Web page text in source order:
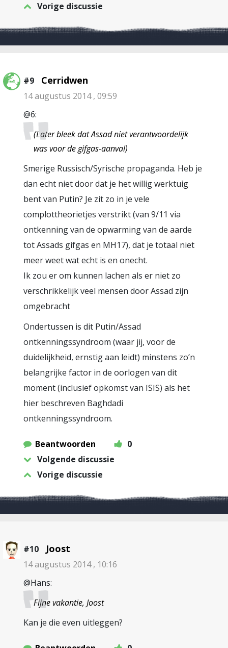
Vorige discussie
#9 Cerridwen
14 augustus 2014 , 09:59
@6:
(Later bleek dat Assad niet verantwoordelijk
was voor de gifgas-aanval)
Smerige Russisch/Syrische propaganda. Heb je
dan echt niet door dat je het willig werktuig
bent van Putin? Je zit zo in je vele
complottheorietjes verstrikt (van 9/11 via
ontkenning van de opwarming van de aarde
tot Assads gifgas en MH17), dat je totaal niet
meer weet wat echt is en onecht.
Ik zou er om kunnen lachen als er niet zo
verschrikkelijk veel mensen door Assad zijn
omgebracht
Ondertussen is dit Putin/Assad
ontkenningssyndroom (waar jij, voor de
duidelijkheid, ernstig aan leidt) minstens zo’n
belangrijke factor in de oorlogen van dit
moment (inclusief opkomst van ISIS) als het
hier beschreven Baghdadi
ontkenningssyndroom.
Beantwoorden
0
Volgende discussie
Vorige discussie
#10 Joost
14 augustus 2014 , 10:16
@Hans:
Fijne vakantie, Joost
Kan je die even uitleggen?